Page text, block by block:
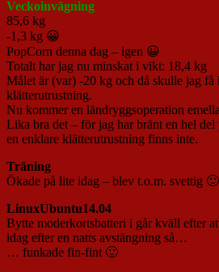
Veckoinvägning
85,6 kg
-1,3 kg 😀
PopCorn denna dag – igen 😀
Totalt har jag nu minskat i vikt: 18,4 kg
Målet är (var) -20 kg och då skulle jag få
klätterutrustning.
Nu kommer en ländryggsoperation
Lika bra det – för jag har bränt en hel del
en enklare klätterutrustning finns inte.
Träning
Ökade på lite idag – blev t.o.m. svettig 🙂
LinuxUbuntu14.04
Bytte moderkortsbatteri i går kväll efter
idag efter en natts avstängning så…
… funkade fin-fint 🙂